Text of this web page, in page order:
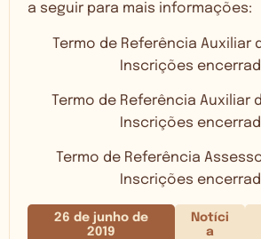
a seguir para mais informações:
Termo de Referência Auxiliar
Inscrições
Termo de Referência Auxiliar
Inscrições
Termo de Referência
Inscrições
26 de junho de
2019
Notíci
a